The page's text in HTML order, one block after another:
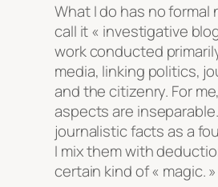
What I do has no formal
call it « investigative
work conducted
media, linking politics,
and the citizenry. For
aspects are
journalistic facts as a
I mix them with
certain kind of « magic. »